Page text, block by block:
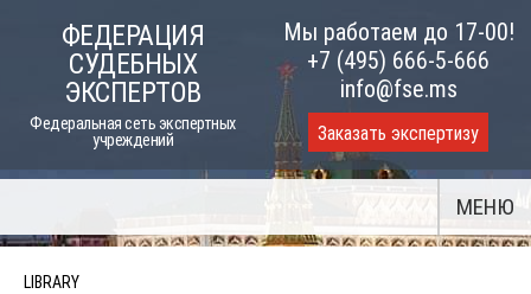
ФЕДЕРАЦИЯ
СУДЕБНЫХ
ЭКСПЕРТОВ
Федеральная сеть экспертных
учреждений
Мы работаем до 17-00!
+7 (495) 666-5-666
info@fse.ms
Заказать экспертизу
МЕНЮ
LIBRARY